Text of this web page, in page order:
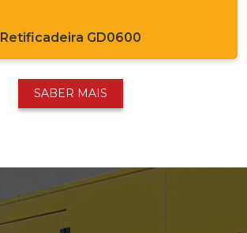
Retificadeira GD0600
SABER MAIS